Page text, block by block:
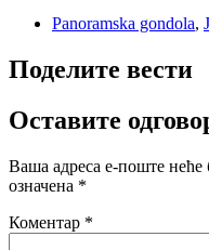
Panoramska gondola,
Поделите вести
Оставите
Ваша адреса е-поште неће
означена *
Коментар *